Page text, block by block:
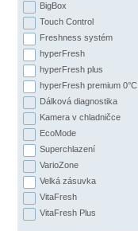
BigBox
Touch Control
Freshness systém
hyperFresh
hyperFresh plus
hyperFresh premium 0°C
Dálková diagnostika
Kamera v chladničce
EcoMode
Superchlazení
VarioZone
Velká zásuvka
VitaFresh
VitaFresh Plus